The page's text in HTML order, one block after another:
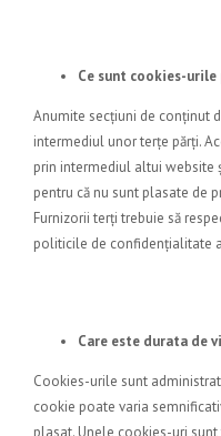
Ce sunt cookies-
Anumite secțiuni de conținut
intermediul unor terțe părți.
prin intermediul altui website
pentru că nu sunt plasate de
Furnizorii terți trebuie să
politicile de confidențialitate
Care este durata de
Cookies-urile sunt
cookie poate varia
plasat. Unele cookies-uri